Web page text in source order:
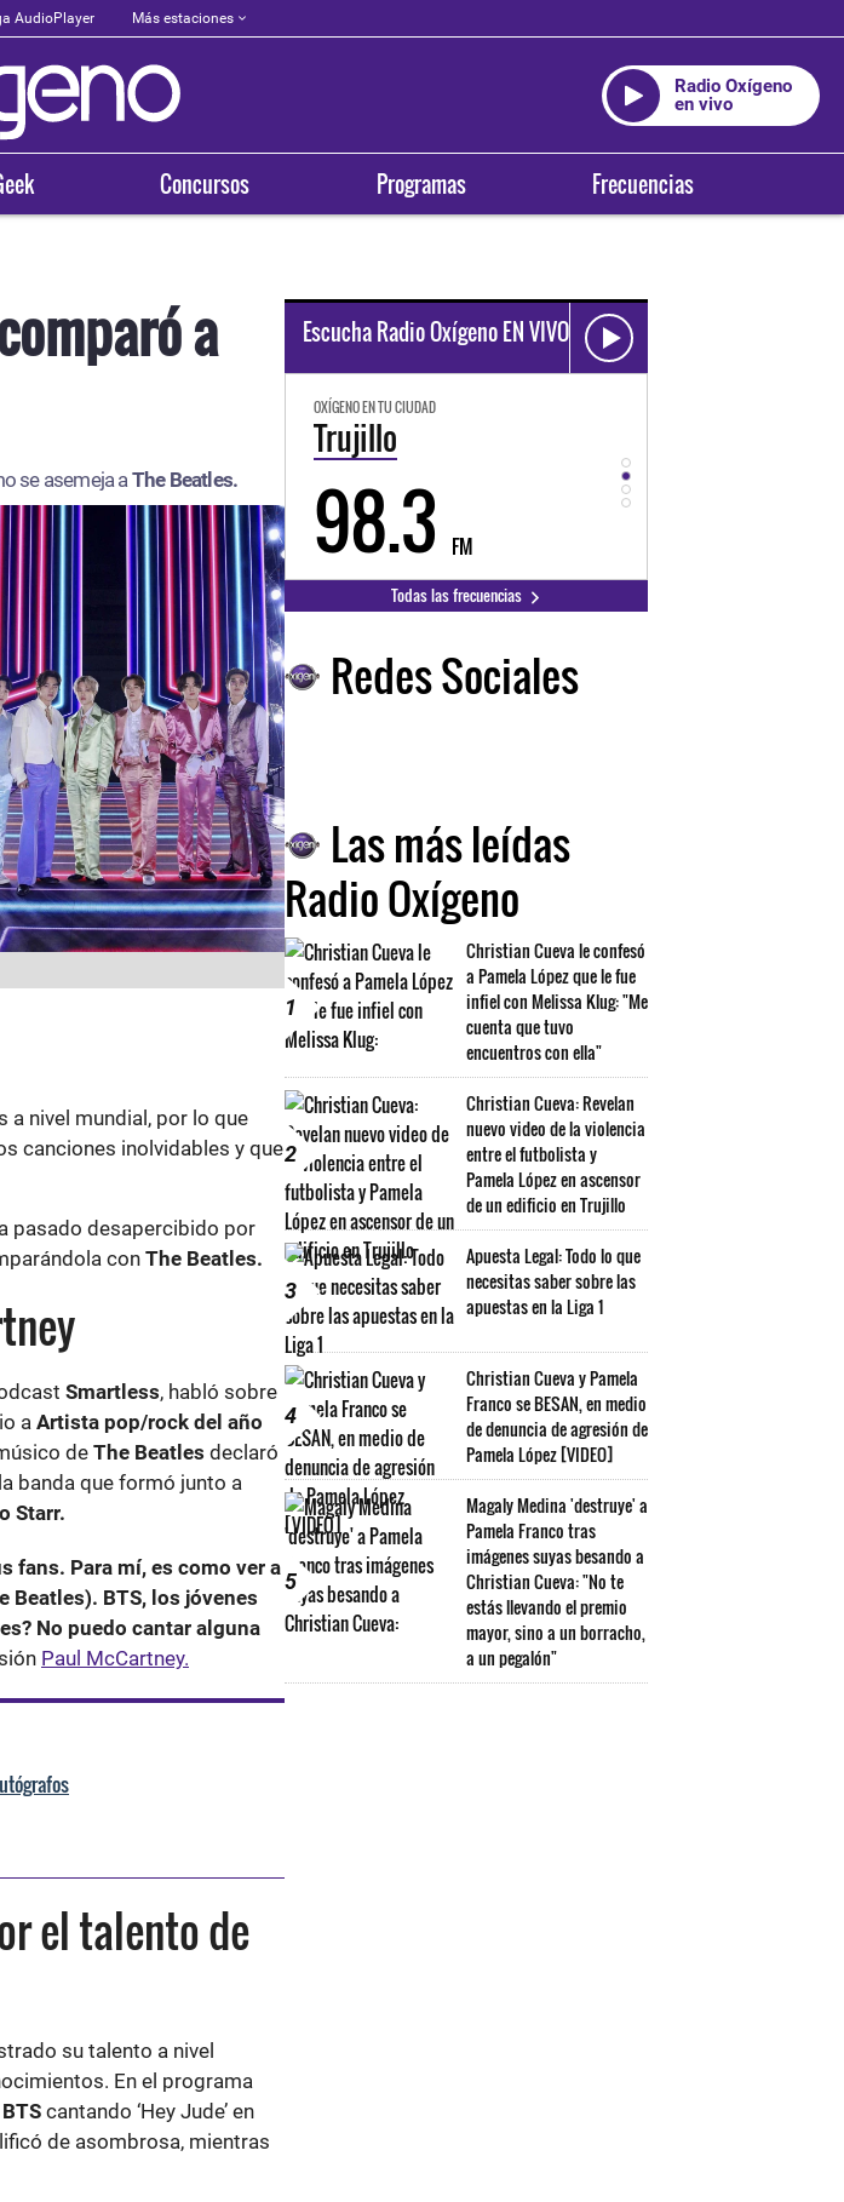
AudioPlayer Más estaciones
Radio Oxígeno
en vivo
Concursos Programas Frecuencias
a
se asemeja aThe Beatles.
nivel mundial, por lo que
canciones inolvidables y que
pasado desapercibido por
conThe Beatles.
Smartless, habló sobre
a Artista pop/rock del año
deThe Beatles declaró
banda que formó junto a
Starr.
fans. Para mí, es como ver a
Beatles). BTS, los jóvenes
No puedo cantar alguna
Paul McCartney.
el talento de
su talento a nivel
En el programa
BTS cantando ‘Hey Jude’ en
de asombrosa, mientras
Escucha Radio Oxígeno EN VIVO
93.5 FM
OXÍGENO EN TU CIUDAD
Trujillo
98.3 FM 94.3
Todas las frecuencias
Redes Sociales
Las más leídas
Radio Oxígeno
1
Christian Cueva le confesó
a Pamela López que le fue
infiel con Melissa Klug: "Me
cuenta que tuvo
encuentros con ella"
2
Christian Cueva: Revelan
nuevo video de la violencia
entre el futbolista y
Pamela López en ascensor
de un edificio en Trujillo
3
Apuesta Legal: Todo lo que
necesitas saber sobre las
apuestas en la Liga 1
4
Christian Cueva y Pamela
Franco se BESAN, en medio
de denuncia de agresión de
Pamela López [VIDEO]
5
Magaly Medina 'destruye' a
Pamela Franco tras
imágenes suyas besando a
Christian Cueva: "No te
estás llevando el premio
mayor, sino a un borracho,
a un pegalón"